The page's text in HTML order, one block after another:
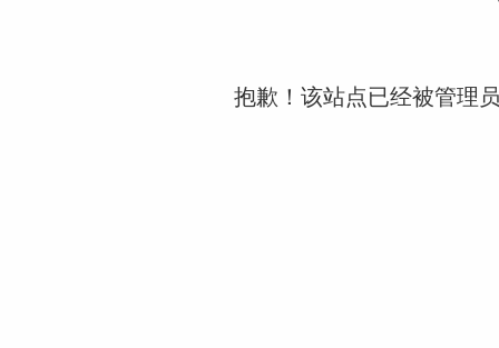
抱歉！该站点已经被管理